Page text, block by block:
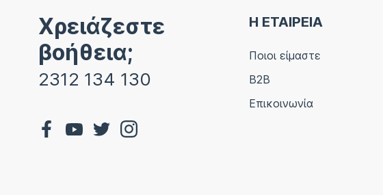
Χρειάζεστε
βοήθεια;
2312 134 130
Η ΕΤΑΙΡΕΙΑ
Ποιοι είμαστε
B2B
Επικοινωνία